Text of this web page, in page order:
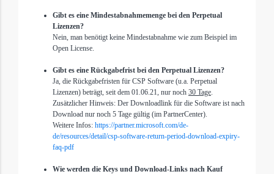
Gibt es eine Mindestabnahmemenge bei den Perpetual
Lizenzen?
Nein, man benötigt keine Mindestabnahme wie zum Beispiel im
Open License.
Gibt es eine Rückgabefrist bei den Perpetual Lizenzen?
Ja, die Rückgabefristen für CSP Software (u.a. Perpetual
Lizenzen) beträgt, seit dem 01.06.21, nur noch 30 Tage.
Zusätzlicher Hinweis: Der Downloadlink für die Software ist nach
Download nur noch 5 Tage gültig (im PartnerCenter).
Weitere Infos: https://partner.microsoft.com/de-
de/resources/detail/csp-software-return-period-download-expiry-
faq-pdf
Wie werden die Keys und Download-Links nach Kauf